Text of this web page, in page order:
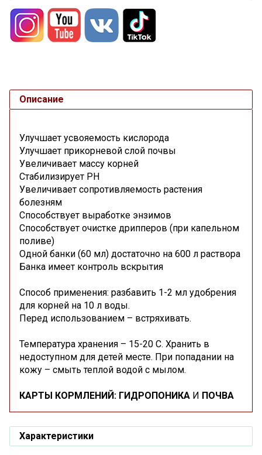
Описание
Улучшает усвояемость кислорода
Улучшает прикорневой слой почвы
Увеличивает массу корней
Стабилизирует РН
Увеличивает сопротивляемость растения
болезням
Способствует выработке энзимов
Способствует очистке дрипперов (при капельном
поливе)
Одной банки (60 мл) достаточно на 600 л раствора
Банка имеет контроль вскрытия
Способ применения: разбавить 1-2 мл удобрения
для корней на 10 л воды.
Перед использованием – встряхивать.
Температура хранения – 15-20 С. Хранить в
недоступном для детей месте. При попадании на
кожу – смыть теплой водой с мылом.
КАРТЫ КОРМЛЕНИЙ: ГИДРОПОНИКА И ПОЧВА
Характеристики